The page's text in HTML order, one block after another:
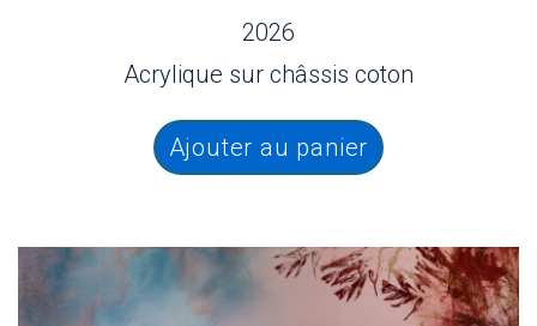
2026
Acrylique sur châssis coton
Ajouter au panier